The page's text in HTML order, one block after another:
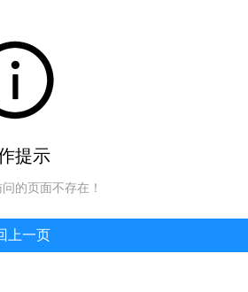
提示
的页面不存在！
上一页